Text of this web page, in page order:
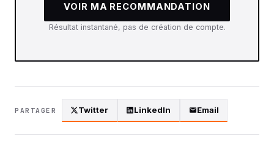
VOIR MA RECOMMANDATION
Résultat instantané, pas de création de compte.
PARTAGER Twitter LinkedIn Email